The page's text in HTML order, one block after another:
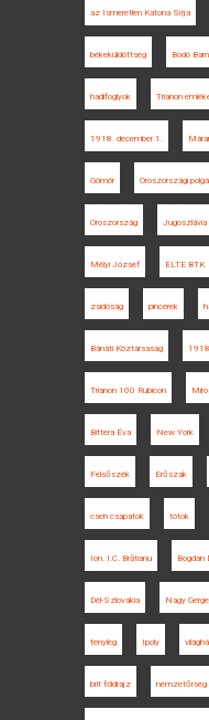
az Ismeretlen Katona Sírja
békeküldöttség Bodó
hadifoglyok Trianon
1918. december 1.
Gömör Oroszországi
Oroszország Jugoszlávia
Mélyi József ELTE BTK
zsidóság pincérek
Bánáti Köztársaság
Trianon 100 Rubicon
Bittera Éva New York
Felsőszék Erőszak
cseh csapatok tótok
Ion. I.C. Brătianu Bogdan
Dél-Szlovákia Nagy
tényleg Ipoly
brit földrajz nemzetőrség